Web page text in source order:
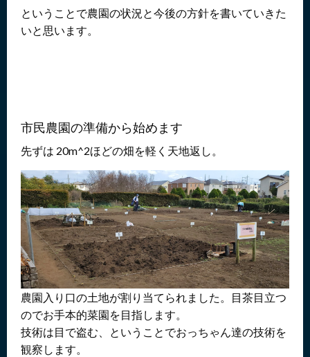
ということで農園の状況と今後の方針を書いていきた
いと思います。
市民農園の準備から始めます
先ずは 20m^2ほどの畑を軽く天地返し。
農園入り口の土地が割り当てられました。目茶目立つ
のでお手本的菜園を目指します。
技術は目で盗む、ということでおっちゃん達の技術を
観察します。